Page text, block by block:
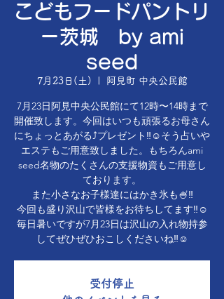
こどもフードパントリ
ー茨城 by ami
seed
7月23日(土) 阿見町 中央公民館
7月23日阿見中央公民館にて12時〜14時まで
開催致します。今回はいつも頑張るお母さん
にちょっとあがる⤴️プレゼント‼️☺️そう占いや
エステもご用意致しました。もちろんami
seed名物のたくさんの支援物資もご用意し
ております。
また小さなお子様達にはかき氷も🍧‼️
今回も盛り沢山で皆様をお待ちしてます‼️☺️
毎日暑いですが7月23日は沢山の入れ物持参
してぜひぜひおこしくださいね‼️☺️
受付停止